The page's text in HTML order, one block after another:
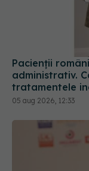
Pacienții
administrativ.
tratamentele